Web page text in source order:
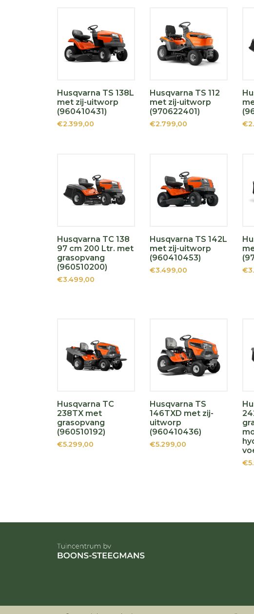
Husqvarna TS 138L
met zij-uitworp
(960410431)
€2.399,00
Husqvarna TS 112
met zij-uitworp
(970622401)
€2.799,00
Husqvarna TC 138
97 cm 200 Ltr. met
grasopvang
(960510200)
€3.499,00
Husqvarna TS 142L
met zij-uitworp
(960410453)
€3.499,00
Husqvarna TC
238TX met
grasopvang
(960510192)
€5.299,00
Husqvarna TS
146TXD met zij-
uitworp
(960410436)
€5.299,00